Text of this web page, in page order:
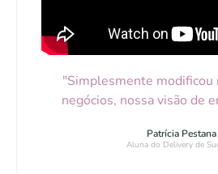
"Simplesmente modificou
negócios, nossa visão de
Patrícia Pestana
Aluna do Delivery de